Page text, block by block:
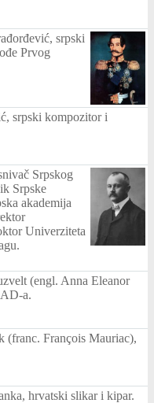
srpski
Prvog
srpski kompozitor i
Srpskog
Srpske
akademija
Univerziteta
(engl. Anna Eleanor
a.
(franc. François Mauriac),
hrvatski slikar i kipar.